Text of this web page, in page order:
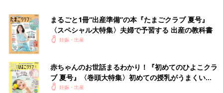
まるごと1冊“出産準備”の本『たまごクラブ 夏号』
〈スペシャル大特集〉夫婦で予習する 出産の教科書
妊娠・出産
赤ちゃんのお世話まるわかり！『初めてのひよこクラ
ブ 夏号』〈巻頭大特集〉初めての授乳がうまくい
く！ おっぱい・ミルクの基本と夏のトラブル 解決テ
妊娠・出産